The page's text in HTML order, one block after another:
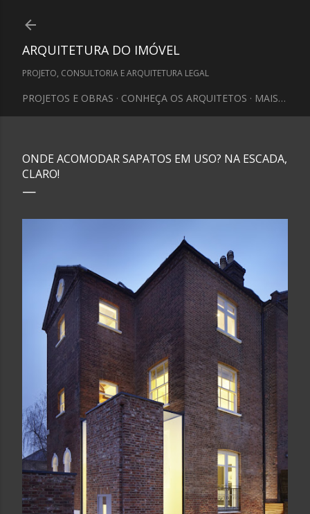
ARQUITETURA DO IMÓVEL
PROJETO, CONSULTORIA E ARQUITETURA LEGAL
PROJETOS E OBRAS CONHEÇA OS ARQUITETOS MAIS…
ONDE ACOMODAR SAPATOS EM USO? NA ESCADA,
CLARO!